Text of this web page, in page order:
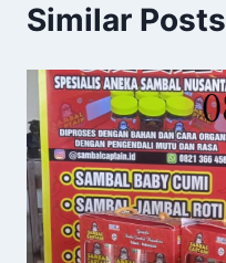
Similar Posts